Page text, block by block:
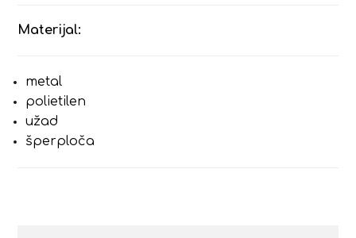
Materijal:
metal
polietilen
užad
šperploča